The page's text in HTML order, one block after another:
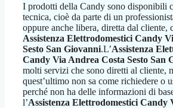
I prodotti della Candy sono disponibili
tecnica, cioè da parte di un
oppure anche libera, diretta dal cliente,
Assistenza Elettrodomestici Candy
Sesto San Giovanni.L’Assistenza
Candy Via Andrea Costa Sesto San
molti servizi che sono diretti al cliente,
quest’ultimo non sa come richiedere o
perché non ha delle informazioni di
l’Assistenza Elettrodomestici Candy